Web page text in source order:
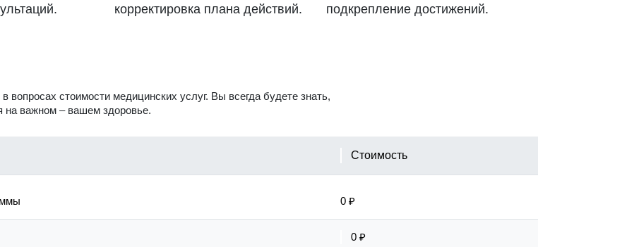
корректировка плана действий.
подкрепление достижений.
стоимости медицинских услуг. Вы всегда будете знать,
на важном – вашем здоровье.
Стоимость
0 ₽
0 ₽